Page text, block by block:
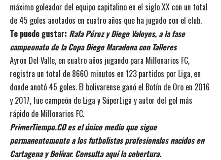
máximo goleador del equipo capitalino en el siglo XX con un total
de 45 goles anotados en cuatro años que ha jugado con el club.
Te puede gustar: Rafa Pérez y Diego Valoyes, a la fase
campeonato de la Copa Diego Maradona con Talleres
Ayron Del Valle, en cuatro años jugando para Millonarios FC,
registra un total de 8660 minutos en 123 partidos por Liga, en
donde anotó 45 goles. El bolivarense ganó el Botín de Oro en 2016
y 2017, fue campeón de Liga y SúperLiga y autor del gol más
rápido de Millonarios FC.
PrimerTiempo.CO es el único medio que sigue
permanentemente a los futbolistas profesionales nacidos en
Cartagena y Bolívar. Consulta aquí la cobertura.